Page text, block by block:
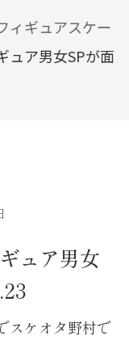
ィギュアスケー
ュア男女SPが面
ュア男女
スケオタ野村で